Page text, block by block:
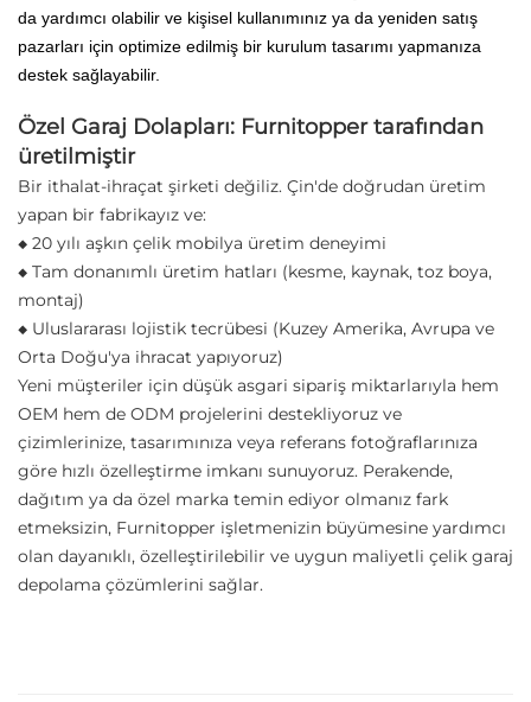
da yardımcı olabilir ve kişisel kullanımınız ya da yeniden satış
pazarları için optimize edilmiş bir kurulum tasarımı yapmanıza
destek sağlayabilir.
Özel Garaj Dolapları: Furnitopper tarafından
üretilmiştir
Bir ithalat-ihraçat şirketi değiliz. Çin'de doğrudan üretim
yapan bir fabrikayız ve:
◆ 20 yılı aşkın çelik mobilya üretim deneyimi
◆ Tam donanımlı üretim hatları (kesme, kaynak, toz boya,
montaj)
◆ Uluslararası lojistik tecrübesi (Kuzey Amerika, Avrupa ve
Orta Doğu'ya ihracat yapıyoruz)
Yeni müşteriler için düşük asgari sipariş miktarlarıyla hem
OEM hem de ODM projelerini destekliyoruz ve
çizimlerinize, tasarımınıza veya referans fotoğraflarınıza
göre hızlı özelleştirme imkanı sunuyoruz. Perakende,
dağıtım ya da özel marka temin ediyor olmanız fark
etmeksizin, Furnitopper işletmenizin büyümesine yardımcı
olan dayanıklı, özelleştirilebilir ve uygun maliyetli çelik garaj
depolama çözümlerini sağlar.